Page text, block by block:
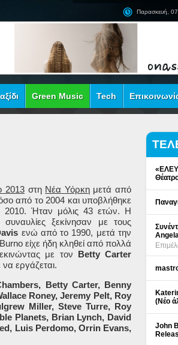
Παρασκευή,
Green Music Tech
2013 στη Νέα Υόρκη μετά από
από το 2004 και υποβλήθηκε
2010. Ήταν μόλις 43 ετών. Η
ξεκίνησαν μετους
ενώ από το 1990, μετά την
Burno είχε ήδη κληθεί απόπολλά
με τον Betty Carter
να εργάζεται.
Betty Carter, Benny
Roney, Jeremy Pelt, Roy
Miller, Steve Turre, Roy
Planets, Brian Lynch, David
Luis Perdomo, Orrin Evans,
(Νέο
John